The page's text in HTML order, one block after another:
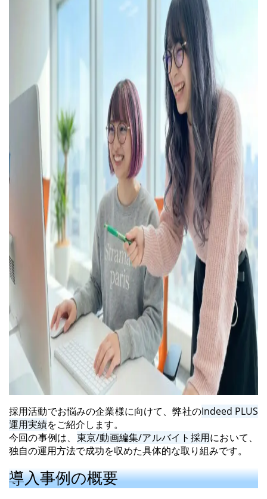
採用活動でお悩みの企業様に向けて、弊社のIndeed PLUS
運用実績をご紹介します。
今回の事例は、 東京/動画編集/アルバイト採用において、
独自の運用方法で成功を収めた具体的な取り組みです。
導入事例の概要